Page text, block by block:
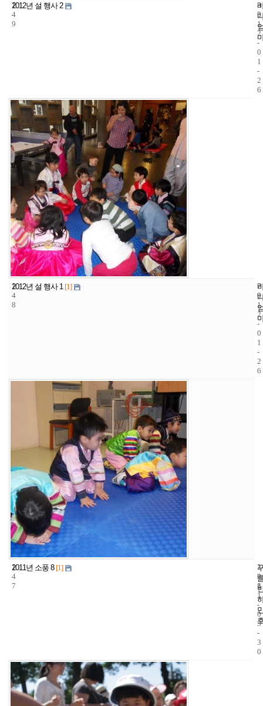
1
4
9
2012년 설 행사 2
8
3
2
0
1
2
-
0
1
-
2
6
1
4
8
2012년 설 행사 1 [1]
7
9
2
0
1
2
-
0
1
-
2
6
1
4
7
2011년 소풍 8 [1]
1
2
8
2
0
1
1
-
0
5
-
3
0